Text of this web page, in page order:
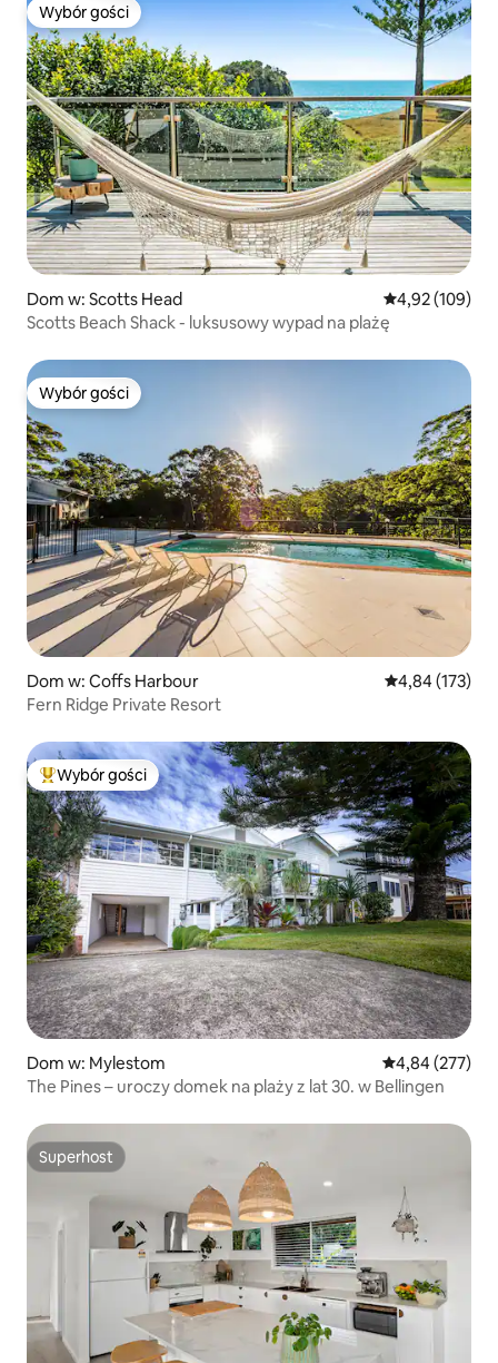
Wybór gości
Wybór gości
Dom w: Scotts Head Średnia
4,92 (109)
Scotts Beach Shack - luksusowy wypad na plażę
Wybór gości
Wybór gości
Dom w: Coffs Harbour Średnia
4,84 (173)
Fern Ridge Private Resort
Najpopularniejsze z kategorii Wybór gości
Wybór gości
Dom w: Mylestom Średnia
4,84 (277)
The Pines – uroczy domek na plaży z lat 30. w Bellingen
Superhost
Superhost